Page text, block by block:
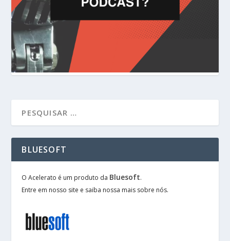
BLUESOFT
O Acelerato é um produto da Bluesoft.
Entre em nosso site e saiba nossa mais sobre nós.